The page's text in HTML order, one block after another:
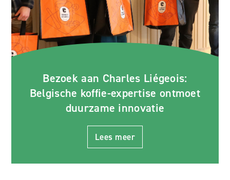
Bezoek aan Charles Liégeois:
Belgische koffie-expertise ontmoet
duurzame innovatie
Lees meer